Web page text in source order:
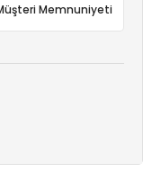
Memnuniyeti